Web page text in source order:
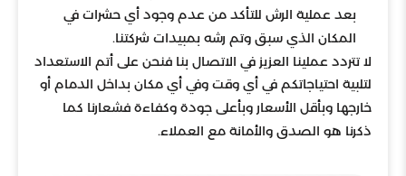
بعد عملية الرش للتأكد من عدم وجود أي حشرات في
المكان الذي سبق وتم رشه بمبيدات شركتنا.
لا تتردد عملينا العزيز في الاتصال بنا فنحن على أتم الاستعداد
لتلبية احتياجاتكم في أي وقت وفي أي مكان بداخل الدمام أو
خارجها وبأقل الأسعار وبأعلى جودة وكفاءة فشعارنا كما
ذكرنا هو الصدق والأمانة مع العملاء.